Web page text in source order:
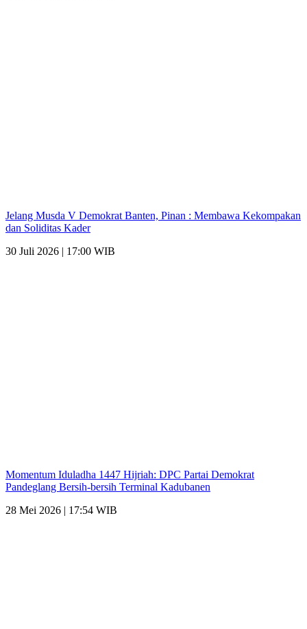
Jelang Musda V Demokrat Banten, Pinan : Membawa Kekompakan
dan Soliditas Kader
30 Juli 2026 | 17:00 WIB
Momentum Iduladha 1447 Hijriah: DPC Partai Demokrat
Pandeglang Bersih-bersih Terminal Kadubanen
28 Mei 2026 | 17:54 WIB